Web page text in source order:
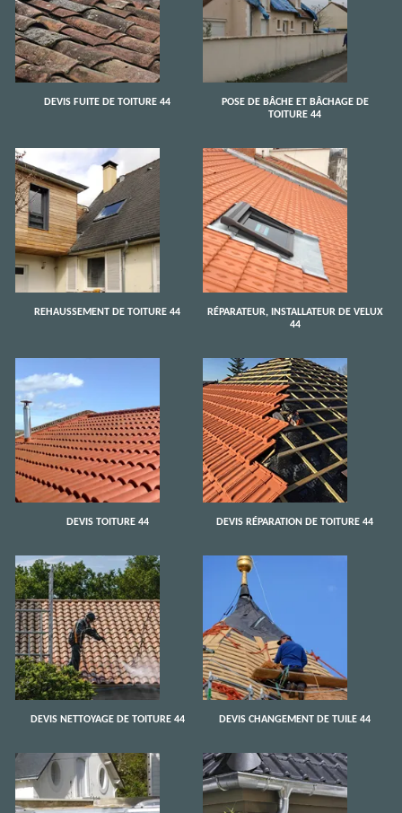
DEVIS FUITE DE TOITURE 44
POSE DE BÂCHE ET BÂCHAGE DE
TOITURE 44
REHAUSSEMENT DE TOITURE 44
RÉPARATEUR, INSTALLATEUR DE VELUX
44
DEVIS TOITURE 44 DEVIS RÉPARATION DE TOITURE 44
DEVIS NETTOYAGE DE TOITURE 44 DEVIS CHANGEMENT DE TUILE 44